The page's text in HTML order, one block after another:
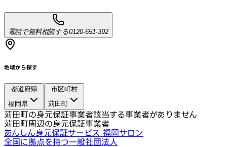
電話で無料相談する0120-651-392
地域から探す
都道府県
福岡県
市区町村
苅田町
苅田町の身元保証事業者該当する事業者がありません
苅田町周辺の身元保証事業者
あんしん身元保証サービス 福岡サロン
全国に拠点を持つ一般社団法人